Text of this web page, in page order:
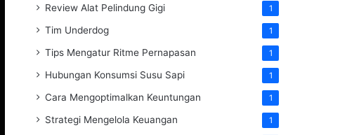
Review Alat Pelindung Gigi 1
Tim Underdog 1
Tips Mengatur Ritme Pernapasan 1
Hubungan Konsumsi Susu Sapi 1
Cara Mengoptimalkan Keuntungan 1
Strategi Mengelola Keuangan 1